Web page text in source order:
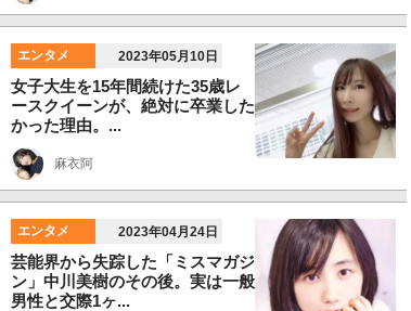
エンタメ 2023年05月10日
女子大生を15年間続けた35歳レ
ースクイーンが、絶対に卒業した
かった理由。...
麻衣阿
エンタメ 2023年04月24日
芸能界から失踪した「ミスマガジ
ン」中川美樹のその後。実は一般
男性と交際1ヶ...